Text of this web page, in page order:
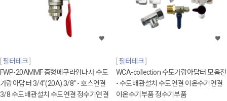
필터테크
FWP-20AMMF 중형메구라암나사 수도
가랑아답터 3/4"(20A):3/8" - 호스연결
3/8 수도배관설치 수도연결 정수기연결
필터테크
WCA-collection 수도가랑아답터 모음전
- 수도배관설치 수도연결 이온수기연결
이온수기부품 정수기부품